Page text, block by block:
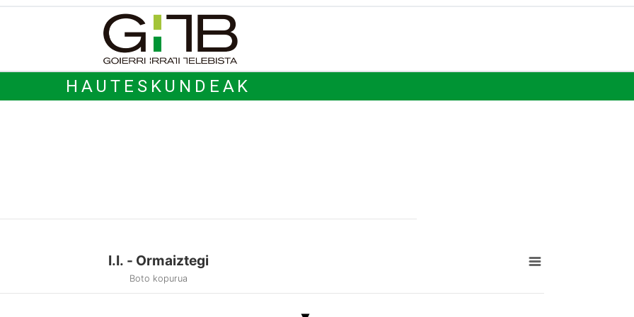
HAUTESKUNDEAK
I.I. - Ormaiztegi
Boto kopurua